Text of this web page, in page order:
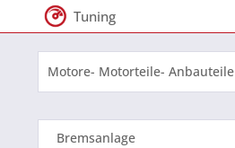
Tuning
Motore- Motorteile- Anbauteile
Bremsanlage